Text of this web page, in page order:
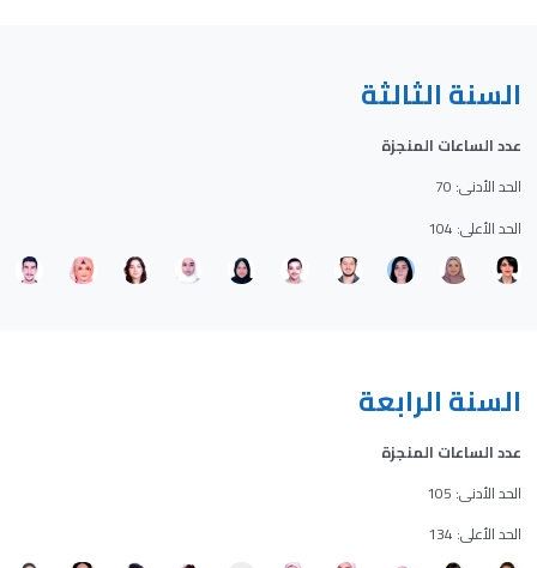
السنة الثالثة
عدد الساعات المنجزة
الحد الأدنى: 70
الحد الأعلى: 104
السنة الرابعة
عدد الساعات المنجزة
الحد الأدنى: 105
الحد الأعلى: 134